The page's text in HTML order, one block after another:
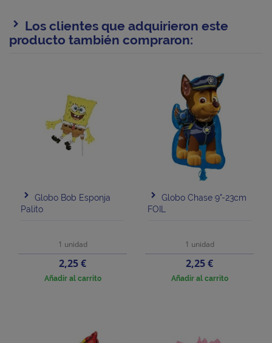
Los clientes que adquirieron este
producto también compraron:
Globo Bob Esponja
Palito
1 unidad
Precio
2,25 €
Añadir al carrito
Globo Chase 9"-23cm
FOIL
1 unidad
Precio
2,25 €
Añadir al carrito